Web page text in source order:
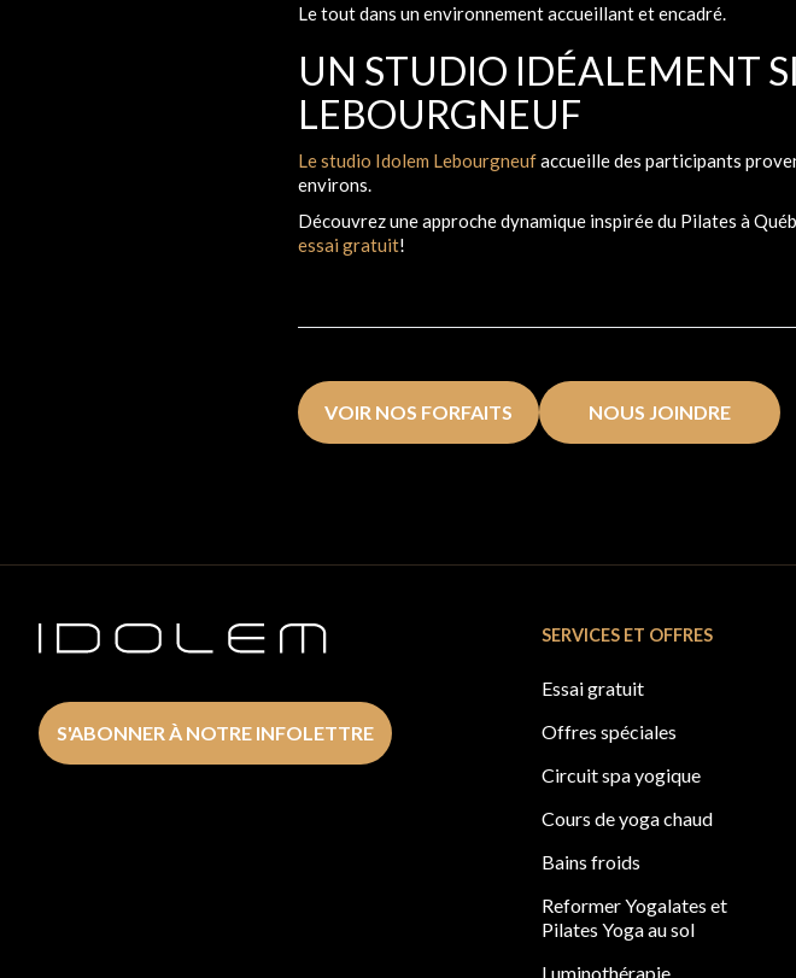
Le tout dans un environnement accueillant et encadré.
UN STUDIO IDÉALEMENT
LEBOURGNEUF
Le studio Idolem Lebourgneufaccueille des participants
environs.
Découvrez une approche dynamique inspirée du Pilates à
essai gratuit!
VOIR NOS FORFAITS NOUS JOINDRE
S'ABONNER À NOTRE INFOLETTRE
SERVICES ET OFFRES
Essai gratuit
Offres spéciales
Circuit spa yogique
Cours de yoga chaud
Bains froids
Reformer Yogalates et
Pilates Yoga au sol
Luminothérapie